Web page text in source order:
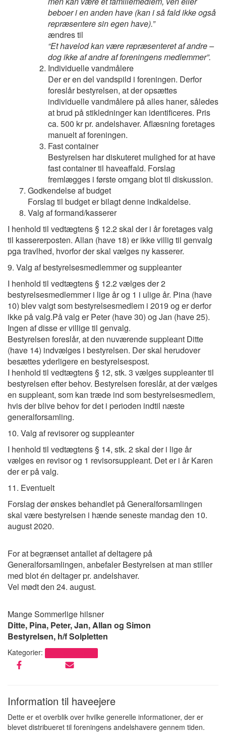
beboer i en anden have (kan i så fald ikke også
repræsentere sin egen have).”
ændres til
“Et havelod kan være repræsenteret af andre –
dog ikke af andre af foreningens medlemmer”.
Individuelle vandmålere
Der er en del vandspild i foreningen. Derfor
foreslår bestyrelsen, at der opsættes
individuelle vandmålere på alles haner, således
at brud på stikledninger kan identificeres. Pris
ca. 500 kr pr. andelshaver. Aflæsning foretages
manuelt af foreningen.
Fast container
Bestyrelsen har diskuteret mulighed for at have
fast container til haveaffald. Forslag
fremlægges i første omgang blot til diskussion.
Godkendelse af budget
Forslag til budget er bilagt denne indkaldelse.
Valg af formand/kasserer
I henhold til vedtægtens § 12.2 skal der i år foretages valg
til kassererposten. Allan (have 18) er ikke villig til genvalg
pga travlhed, hvorfor der skal vælges ny kasserer.
9. Valg af bestyrelsesmedlemmer og suppleanter
I henhold til vedtægtens § 12.2 vælges der 2
bestyrelsesmedlemmer i lige år og 1 i ulige år. Pina (have
10) blev valgt som bestyrelsesmedlem i 2019 og er derfor
ikke på valg.På valg er Peter (have 30) og Jan (have 25).
Ingen af disse er villige til genvalg.
Bestyrelsen foreslår, at den nuværende suppleant Ditte
(have 14) indvælges i bestyrelsen. Der skal herudover
besættes yderligere en bestyrelsespost.
I henhold til vedtægtens § 12, stk. 3 vælges suppleanter til
bestyrelsen efter behov. Bestyrelsen foreslår, at der vælges
en suppleant, som kan træde ind som bestyrelsesmedlem,
hvis der blive behov for det i perioden indtil næste
generalforsamling.
10. Valg af revisorer og suppleanter
I henhold til vedtægtens § 14, stk. 2 skal der i lige år
vælges en revisor og 1 revisorsuppleant. Det er i år Karen
der er på valg.
11. Eventuelt
Forslag der ønskes behandlet på Generalforsamlingen
skal være bestyrelsen i hænde seneste mandag den 10.
august 2020.
For at begrænset antallet af deltagere på
Generalforsamlingen, anbefaler Bestyrelsen at man stiller
med blot én deltager pr. andelshaver.
Vel mødt den 24. august.
Mange Sommerlige hilsner
Ditte, Pina, Peter, Jan, Allan og Simon
Bestyrelsen, h/f Solpletten
Kategorier:
Information til haveejere
Dette er et overblik over hvilke generelle informationer, der er
blevet distribueret til foreningens andelshavere gennem tiden.